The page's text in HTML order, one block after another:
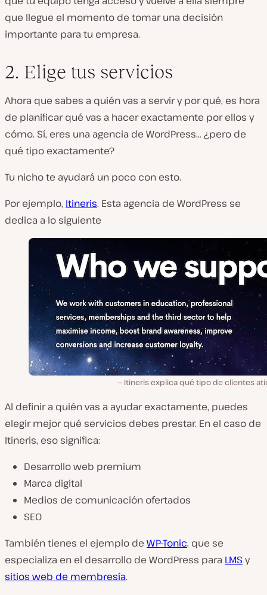
que llegue el momento de tomar una decisión
importante para tu empresa.
2. Elige tus servicios
Ahora que sabes a quién vas a servir y por qué, es hora
de planificar qué vas a hacer exactamente por ellos y
cómo. Sí, eres una agencia de WordPress… ¿pero de
qué tipo exactamente?
Tu nicho te ayudará un poco con esto.
Por ejemplo, Itineris. Esta agencia de WordPress se
dedica a lo siguiente
Itineris explica qué tipo de clientes
Al definir a quién vas a ayudar exactamente, puedes
elegir mejor qué servicios debes prestar. En el caso de
Itineris, eso significa:
Desarrollo web premium
Marca digital
Medios de comunicación ofertados
SEO
También tienes el ejemplo de WP-Tonic, que se
especializa en el desarrollo de WordPress para LMS y
sitios web de membresía.